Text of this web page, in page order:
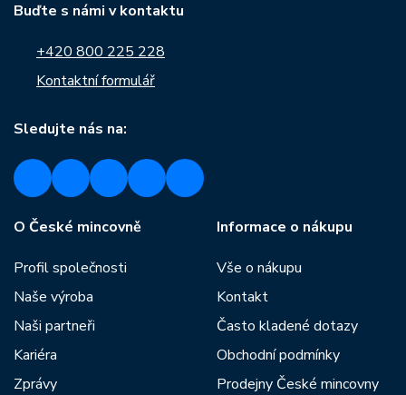
Buďte s námi v kontaktu
+420 800 225 228
Kontaktní formulář
Sledujte nás na:
O České mincovně
Profil společnosti
Naše výroba
Naši partneři
Kariéra
Zprávy
Informace o nákupu
Vše o nákupu
Kontakt
Často kladené dotazy
Obchodní podmínky
Prodejny České mincovny